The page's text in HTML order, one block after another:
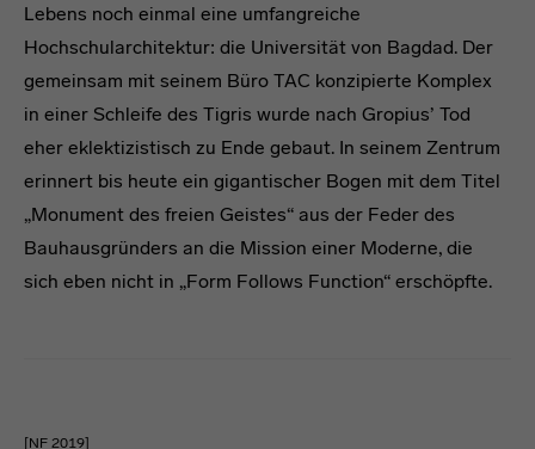
Lebens noch einmal eine umfangreiche
Hochschularchitektur: die Universität von Bagdad. Der
gemeinsam mit seinem Büro TAC konzipierte Komplex
in einer Schleife des Tigris wurde nach Gropius’ Tod
eher eklektizistisch zu Ende gebaut. In seinem Zentrum
erinnert bis heute ein gigantischer Bogen mit dem Titel
„Monument des freien Geistes“ aus der Feder des
Bauhausgründers an die Mission einer Moderne, die
sich eben nicht in „Form Follows Function“ erschöpfte.
[NF 2019]